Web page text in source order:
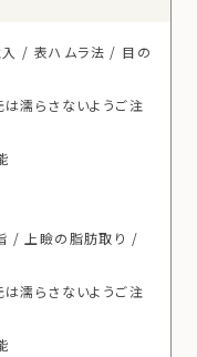
入 / 表ハムラ法 / 目の
濡らさないようご注
/ 上瞼の脂肪取り /
濡らさないようご注